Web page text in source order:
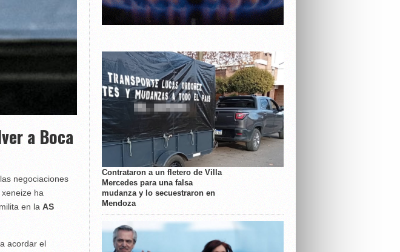
a Boca
negociaciones
ha
en la AS
acordar el
Contrataron a un fletero de Villa
Mercedes para una falsa
mudanza y lo secuestraron en
Mendoza